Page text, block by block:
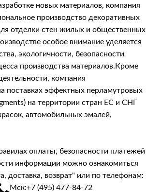
новых материалов, компания
производство декоративных
отделки стен жилых и общественных
особое внимание уделяется
экологичности, безопасности
производства материалов.Кроме
компания
поставках эффектных перламутровых
на территории стран ЕС и СНГ
автомобильных эмалей,
оплаты, безопасности платежей
информации можно ознакомиться
доставка, возврат" или по телефонам:
Мск:+7 (495) 477-84-72